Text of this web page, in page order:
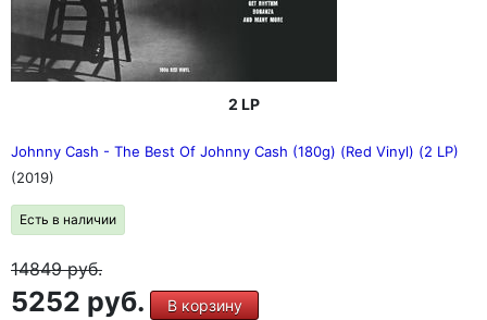
2 LP
Johnny Cash - The Best Of Johnny Cash (180g) (Red Vinyl) (2 LP)
(2019)
Есть в наличии
14849руб.
5252 руб. В корзину